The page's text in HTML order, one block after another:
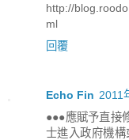
http://
ml
回覆
Echo Fin 2011
●●●應賦予直接
士進入政府機